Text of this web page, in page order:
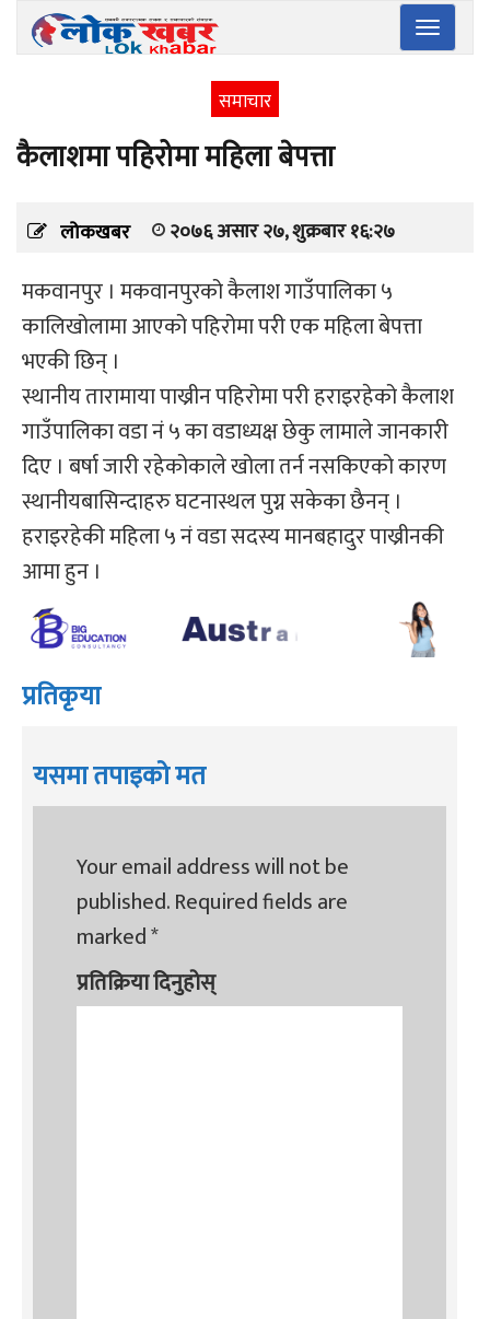
Toggle
समाचार
कैलाशमा पहिरोमा महिला बेपत्ता
लोकखबर २०७६ असार २७, शुक्रबार १६:२७
मकवानपुर । मकवानपुरको कैलाश गाउँपालिका ५
कालिखोलामा आएको पहिरोमा परी एक महिला बेपत्ता
भएकी छिन् ।
स्थानीय तारामाया पाख्रीन पहिरोमा परी हराइरहेको कैलाश
गाउँपालिका वडा नं ५ का वडाध्यक्ष छेकु लामाले जानकारी
दिए । बर्षा जारी रहेकोकाले खोला तर्न नसकिएको कारण
स्थानीयबासिन्दाहरु घटनास्थल पुग्न सकेका छैनन् ।
हराइरहेकी महिला ५ नं वडा सदस्य मानबहादुर पाख्रीनकी
आमा हुन ।
प्रतिकृया
यसमा तपाइको मत
Your email address will not be
published.Required fields are
marked*
प्रतिक्रिया दिनुहोस्